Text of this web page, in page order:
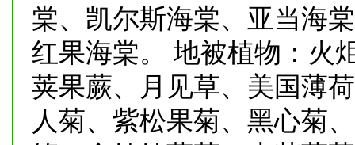
棠、凯尔斯海棠、亚当海
红果海棠。 地被植物：火
荚果蕨、月见草、美国薄
人菊、紫松果菊、黑心菊